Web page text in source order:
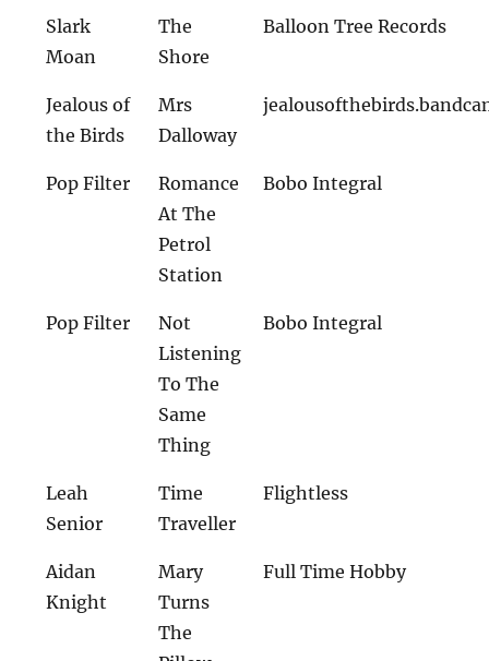
Slark
Moan
The
Shore
Balloon Tree Records
Jealous of
the Birds
Mrs
Dalloway
Pop Filter
Romance
At The
Petrol
Station
Bobo Integral
Pop Filter
Not
Listening
To The
Same
Thing
Bobo Integral
Leah
Senior
Time
Traveller
Flightless
Aidan
Knight
Mary
Turns
The
Full Time Hobby